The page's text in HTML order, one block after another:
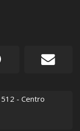
512 - Centro